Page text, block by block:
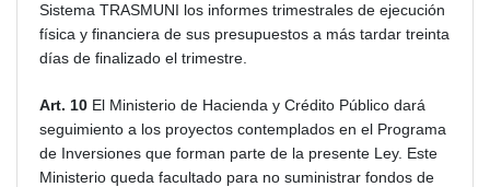
Sistema TRASMUNI los informes trimestrales de ejecución
física y financiera de sus presupuestos a más tardar treinta
días de finalizado el trimestre.
Art. 10 El Ministerio de Hacienda y Crédito Público dará
seguimiento a los proyectos contemplados en el Programa
de Inversiones que forman parte de la presente Ley. Este
Ministerio queda facultado para no suministrar fondos de